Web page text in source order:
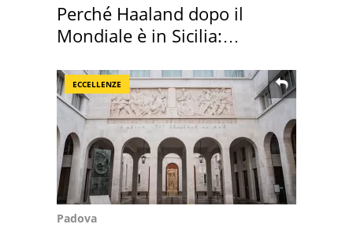
Perché Haaland dopo il
Mondiale è in Sicilia:
ECCELLENZE
Padova